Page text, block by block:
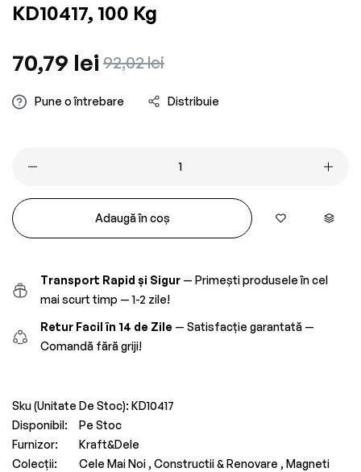
KD10417, 100 Kg
Preț
obișnuit
70,79 lei Preț
redus
92,02 lei
Pune o întrebare Distribuie
Adaugă în coș
Transport Rapid și Sigur — Primești produsele în cel
mai scurt timp — 1-2 zile!
Retur Facil în 14 de Zile — Satisfacție garantată —
Comandă fără griji!
Sku (Unitate De Stoc): KD10417
Disponibil:
Pe Stoc
Furnizor:
Kraft&Dele
Colecții:
Cele Mai Noi , Constructii & Renovare , Magneti